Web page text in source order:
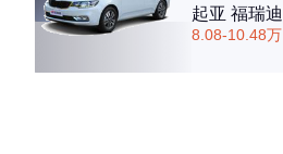
起亚 福瑞迪
8.08-10.48万